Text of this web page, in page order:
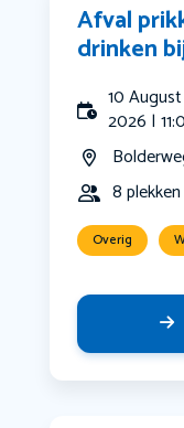
Afval
drinken
10
2026 |
8
Overig